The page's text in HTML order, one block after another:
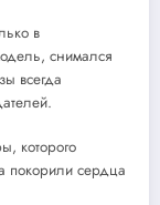
в
снимался
всегда
которого
покорили сердца